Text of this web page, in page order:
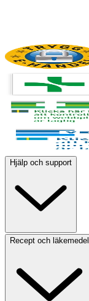
Hjälp och support
Recept och läkemedel